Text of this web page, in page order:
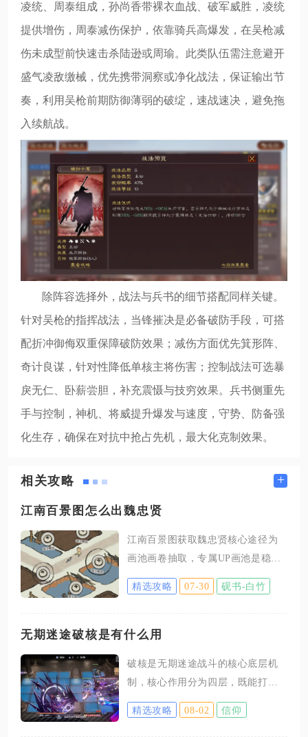
凌统、周泰组成，孙尚香带裸衣血战、破军威胜，凌统
提供增伤，周泰减伤保护，依靠骑兵高爆发，在吴枪减
伤未成型前快速击杀陆逊或周瑜。此类队伍需注意避开
盛气凌敌缴械，优先携带洞察或净化战法，保证输出节
奏，利用吴枪前期防御薄弱的破绽，速战速决，避免拖
入续航战。
除阵容选择外，战法与兵书的细节搭配同样关键。
针对吴枪的指挥战法，当锋摧决是必备破防手段，可搭
配折冲御侮双重保障破防效果；减伤方面优先箕形阵、
奇计良谋，针对性降低单核主将伤害；控制战法可选暴
戾无仁、卧薪尝胆，补充震慑与技穷效果。兵书侧重先
手与控制，神机、将威提升爆发与速度，守势、防备强
化生存，确保在对抗中抢占先机，最大化克制效果。
相关攻略 +
江南百景图怎么出魏忠贤
江南百景图获取魏忠贤核心途径为
画池画卷抽取，专属UP画池是稳定
获取该天级角色的最优渠道，通用
精英画池存在概率分散问题，仅适
稳定抽到魏忠贤，首要操作是积攒
级抽卡道具，单抽、十连均可用于
天级角色抽取，银画卷仅能投入普
通常驻画池，产出目标天级人物的
精选攻略 07-30 砚书-白竹
无期迷途破核是有什么用
破核是无期迷途战斗的核心底层机
制，核心作用分为四层，既能打断
强敌关键技能、提供高额伤害加
成，还能获取局长能量、降低关卡
精选攻略 08-02 信仰